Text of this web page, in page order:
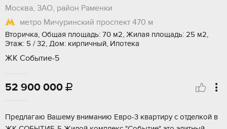
Москва, ЗАО, район Раменки
метро Мичуринский проспект 470 м
Вторичка, Общая площадь: 70 м2, Жилая площадь: 25 м2,
Этаж: 5 / 32, Дом: кирпичный, Ипотека
ЖК Событие-5
52 900 000 
Предлагаю Вашему вниманию Евро-3 квартиру с отделкой в